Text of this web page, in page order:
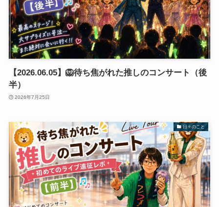
【2026.06.05】🦁待ち焦がれた推しのコンサート（後
半）
2026年7月25日
日々のこと